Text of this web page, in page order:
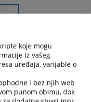
126 0 K 170128 22 K
oslobađajuću presudu,
zbog krivičnog djela
koje mogu
iz vašeg
uređaja, varijable o
i bez njih web
punom obimu, dok